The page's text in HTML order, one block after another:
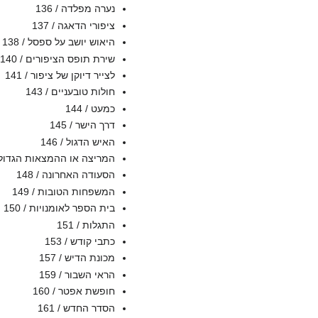
נערה מפלדה / 136
ציפורי הדאגה / 137
היאוש יושב על ספסל / 138
שירת תופס הציפורים / 140
לצייר דיוקן של ציפור / 141
חולות טובעניים / 143
כמעט / 144
דרך הישר / 145
האיש הדגול / 146
המריצה או ההמצאות
הסעודה האחרונה / 148
המשפחות הטובות / 149
בית הספר לאומנויות / 150
התגלות / 151
כתבי קודש / 153
מכונת הדיש / 157
הראי השבור / 159
חופשת אפטר / 160
הסדר החדש / 161